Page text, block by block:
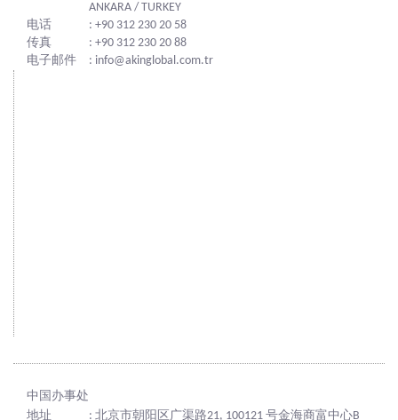
ANKARA / TURKEY
电话
: +90 312 230 20 58
传真
: +90 312 230 20 88
电子邮件
: info@akinglobal.com.tr
中国办事处
地址
: 北京市朝阳区广渠路21, 100121 号金海商富中心B